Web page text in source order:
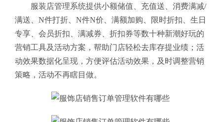
服装店管理系统提供小额储值、充值送、消费满减/
满送、N件打折、N件N价、满额加购、限时折扣、生日
专享、会员折扣、满减券、折扣券等数十种新潮好玩的
营销工具及活动方案，帮助门店轻松去库存提业绩；活
动效果数据化呈现，方便评估活动效果，及时调整营销
策略，活动不再瞎目做。